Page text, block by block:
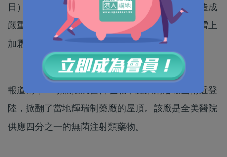
日），龍捲風對美國北卡羅萊納的一間輝瑞藥廠造成
嚴重破壞。專家擔憂，全美藥物供應緊張問題恐雪上
加霜。
報道稱，一場龍捲風當日在北卡羅萊納洛磯山附近登
陸，掀翻了當地輝瑞制藥廠的屋頂。該廠是全美醫院
供應四分之一的無菌注射類藥物。